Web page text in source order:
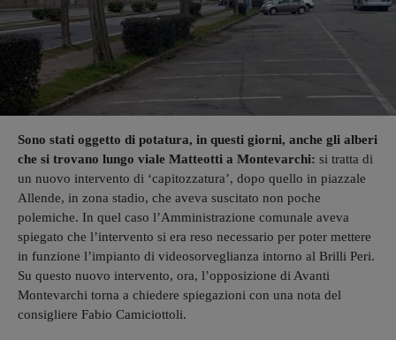
Sono stati oggetto di potatura, in questi giorni, anche gli alberi
che si trovano lungo viale Matteotti a Montevarchi: si tratta di
un nuovo intervento di ‘capitozzatura’, dopo quello in piazzale
Allende, in zona stadio, che aveva suscitato non poche
polemiche. In quel caso l’Amministrazione comunale aveva
spiegato che l’intervento si era reso necessario per poter mettere
in funzione l’impianto di videosorveglianza intorno al Brilli Peri.
Su questo nuovo intervento, ora, l’opposizione di Avanti
Montevarchi torna a chiedere spiegazioni con una nota del
consigliere Fabio Camiciottoli.